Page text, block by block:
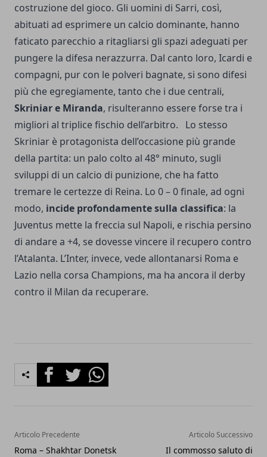
costruzione del gioco. Gli uomini di Sarri, così,
abituati ad esprimere un calcio dominante, hanno
faticato parecchio a ritagliarsi gli spazi adeguati per
pungere la difesa nerazzurra. Dal canto loro, Icardi e
compagni, pur con le polveri bagnate, si sono difesi
più che egregiamente, tanto che i due centrali,
Skriniar e Miranda, risulteranno essere forse tra i
migliori al triplice fischio dell’arbitro. Lo stesso
Skriniar è protagonista dell’occasione più grande
della partita: un palo colto al 48° minuto, sugli
sviluppi di un calcio di punizione, che ha fatto
tremare le certezze di Reina. Lo 0 – 0 finale, ad ogni
modo, incide profondamente sulla classifica: la
Juventus mette la freccia sul Napoli, e rischia persino
di andare a +4, se dovesse vincere il recupero contro
l’Atalanta. L’Inter, invece, vede allontanarsi Roma e
Lazio nella corsa Champions, ma ha ancora il derby
contro il Milan da recuperare.
FacebookTwitterWhatsapp
Articolo Precedente
Roma – Shakhtar Donetsk
Articolo Successivo
Il commosso saluto di